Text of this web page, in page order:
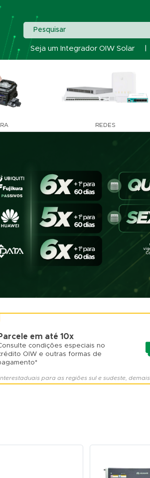
Seja um Integrador OIW Solar
Pesquisar
REDES
em até 10x
condições especiais no
OIW e outras formas de
para as regiões sul e sudeste,